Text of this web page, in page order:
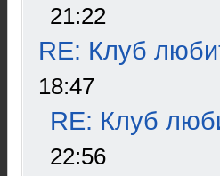
21:22
RE: Клуб
18:47
RE: Клуб
22:56